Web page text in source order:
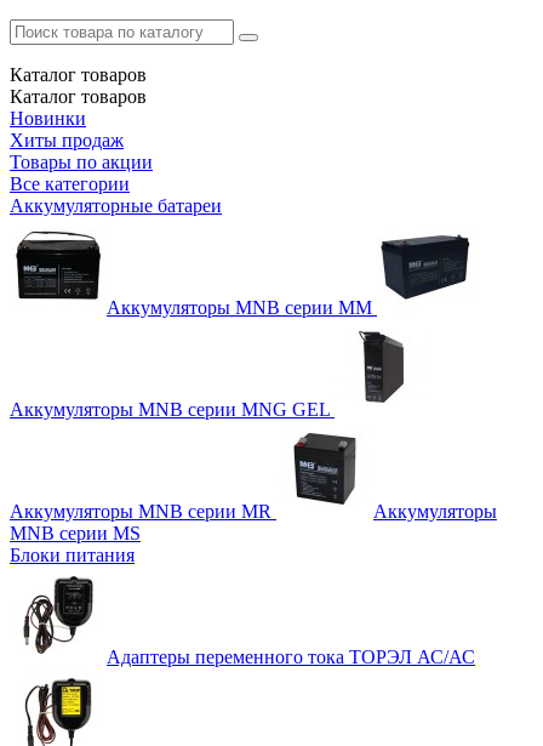
Каталог товаров
Каталог товаров
Новинки
Хиты продаж
Товары по акции
Все категории
Аккумуляторные батареи
Аккумуляторы MNB серии MM
Аккумуляторы MNB серии MNG GEL
Аккумуляторы MNB серии MR
Аккумуляторы
MNB серии MS
Блоки питания
Адаптеры переменного тока ТОРЭЛ АС/АС